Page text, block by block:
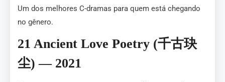
Um dos melhores C-dramas para quem está chegando
no gênero.
21 Ancient Love Poetry (千古玦
尘) — 2021